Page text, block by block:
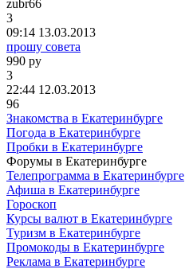
zubr66
3
09:14 13.03.2013
прошу совета
990 ру
3
22:44 12.03.2013
96
Знакомства в Екатеринбурге
Погода в Екатеринбурге
Пробки в Екатеринбурге
Форумы в Екатеринбурге
Телепрограмма в Екатеринбурге
Афиша в Екатеринбурге
Гороскоп
Курсы валют в Екатеринбурге
Туризм в Екатеринбурге
Промокоды в Екатеринбурге
Реклама в Екатеринбурге